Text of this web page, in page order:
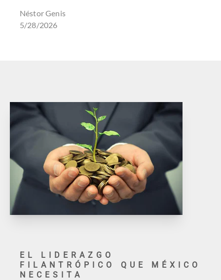
Néstor Genis
5/28/2026
EL LIDERAZGO
FILANTRÓPICO QUE MÉXICO
NECESITA